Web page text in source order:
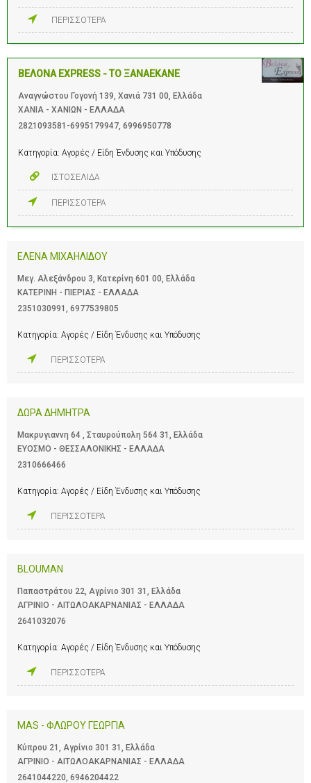
ΠΕΡΙΣΣΟΤΕΡΑ
ΒΕΛΟΝΑ EXPRESS - ΤΟ ΞΑΝΑΕΚΑΝΕ
Αναγνώστου Γογονή 139, Χανιά 731 00, Ελλάδα
ΧΑΝΙΑ - ΧΑΝΙΩΝ - ΕΛΛΑΔΑ
2821093581-6995179947, 6996950778
Κατηγορία: Αγορές / Είδη Ένδυσης και Υπόδυσης
ΙΣΤΟΣΕΛΙΔΑ
ΠΕΡΙΣΣΟΤΕΡΑ
ΕΛΕΝΑ ΜΙΧΑΗΛΙΔΟΥ
Μεγ. Αλεξάνδρου 3, Κατερίνη 601 00, Ελλάδα
ΚΑΤΕΡΙΝΗ - ΠΙΕΡΙΑΣ - ΕΛΛΑΔΑ
2351030991 , 6977539805
Κατηγορία: Αγορές / Είδη Ένδυσης και Υπόδυσης
ΠΕΡΙΣΣΟΤΕΡΑ
ΔΩΡΑ ΔΗΜΗΤΡΑ
Μακρυγιαννη 64 , Σταυρούπολη 564 31, Ελλάδα
ΕΥΟΣΜΟ - ΘΕΣΣΑΛΟΝΙΚΗΣ - ΕΛΛΑΔΑ
2310666466
Κατηγορία: Αγορές / Είδη Ένδυσης και Υπόδυσης
ΠΕΡΙΣΣΟΤΕΡΑ
BLOUMAN
Παπαστράτου 22, Αγρίνιο 301 31, Ελλάδα
ΑΓΡΙΝΙΟ - ΑΙΤΩΛΟΑΚΑΡΝΑΝΙΑΣ - ΕΛΛΑΔΑ
2641032076
Κατηγορία: Αγορές / Είδη Ένδυσης και Υπόδυσης
ΠΕΡΙΣΣΟΤΕΡΑ
MAS - ΦΛΩΡΟΥ ΓΕΩΡΓΙΑ
Κύπρου 21, Αγρίνιο 301 31, Ελλάδα
ΑΓΡΙΝΙΟ - ΑΙΤΩΛΟΑΚΑΡΝΑΝΙΑΣ - ΕΛΛΑΔΑ
2641044220, 6946204422